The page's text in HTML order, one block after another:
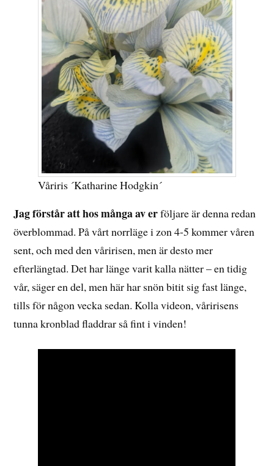
Våriris ´Katharine Hodgkin´
Jag förstår att hos många av erföljare är denna redan
överblommad. På vårt norrläge i zon 4-5 kommer våren
sent, och med den våririsen, men är desto mer
efterlängtad. Det har länge varit kalla nätter – en tidig
vår, säger en del, men här har snön bitit sig fast länge,
tills för någon vecka sedan. Kolla videon, våririsens
tunna kronblad fladdrar så fint i vinden!